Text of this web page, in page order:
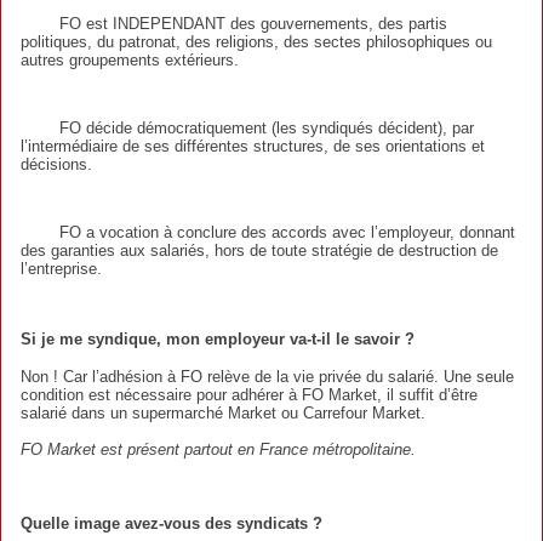
FO est INDEPENDANT des gouvernements, des partis
politiques, du patronat, des religions, des sectes philosophiques ou
autres groupements extérieurs.
FO décide démocratiquement (les syndiqués décident), par
l’intermédiaire de ses différentes structures, de ses orientations et
décisions.
FO a vocation à conclure des accords avec l’employeur, donnant
des garanties aux salariés, hors de toute stratégie de destruction de
l’entreprise.
Si je me syndique, mon employeur va-t-il le savoir ?
Non ! Car l’adhésion à FO relève de la vie privée du salarié. Une seule
condition est nécessaire pour adhérer à FO Market, il suffit d’être
salarié dans un supermarché Market ou Carrefour Market.
FO Market est présent partout en France métropolitaine.
Quelle image avez-vous des syndicats ?